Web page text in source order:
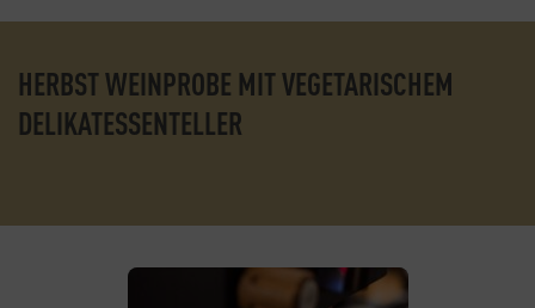
HERBST WEINPROBE MIT VEGETARISCHEM
DELIKATESSENTELLER